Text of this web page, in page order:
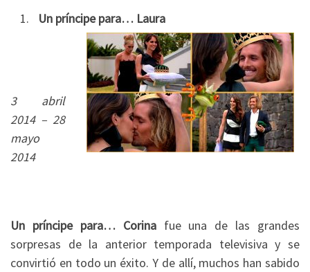
Un príncipe para… Laura
3 abril
2014 – 28
mayo
2014
Un príncipe para… Corinafue una de las grandes
sorpresas de la anterior temporada televisiva y se
convirtió en todo un éxito. Y de allí, muchos han sabido